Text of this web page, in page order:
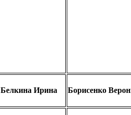
Белкина Ирина Борисенко